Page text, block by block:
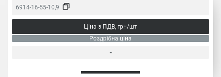
6914-16-55-10,9
Ціна з ПДВ, грн/шт
Роздрібна ціна
-